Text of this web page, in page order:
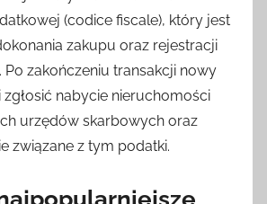
(codice fiscale), który jest
zakupu oraz rejestracji
Po zakończeniu transakcji nowy
zgłosić nabycie nieruchomości
urzędów skarbowych oraz
związane z tym podatki.